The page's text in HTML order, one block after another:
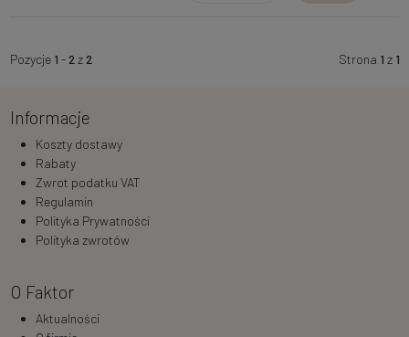
Pozycje 1 -2 z2 Strona 1 z 1
Informacje
Koszty dostawy
Rabaty
Zwrot podatku VAT
Regulamin
Polityka Prywatności
Polityka zwrotów
O Faktor
Aktualności